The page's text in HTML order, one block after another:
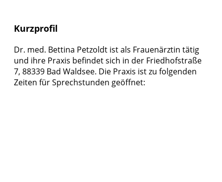
Kurzprofil
Dr. med. Bettina Petzoldt ist als Frauenärztin tätig
und ihre Praxis befindet sich in der Friedhofstraße
7, 88339 Bad Waldsee. Die Praxis ist zu folgenden
Zeiten für Sprechstunden geöffnet: